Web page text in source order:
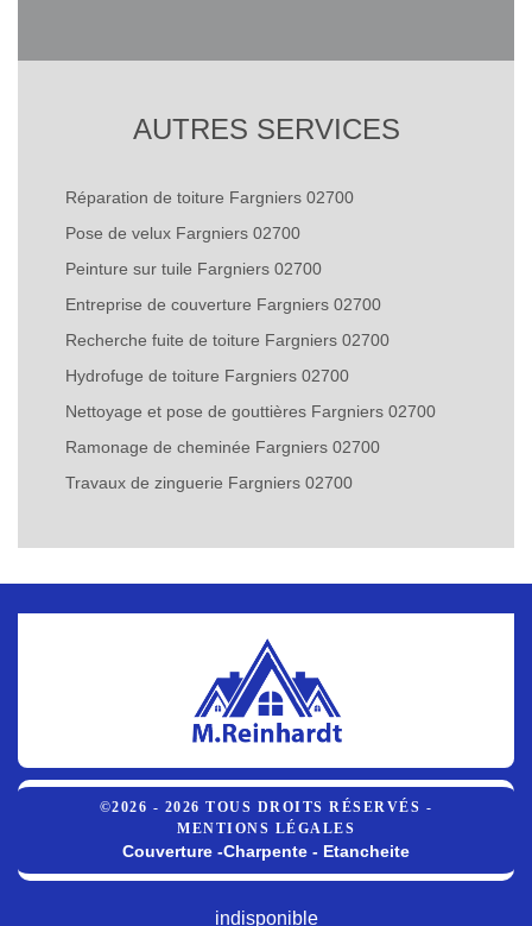
AUTRES SERVICES
Réparation de toiture Fargniers 02700
Pose de velux Fargniers 02700
Peinture sur tuile Fargniers 02700
Entreprise de couverture Fargniers 02700
Recherche fuite de toiture Fargniers 02700
Hydrofuge de toiture Fargniers 02700
Nettoyage et pose de gouttières Fargniers 02700
Ramonage de cheminée Fargniers 02700
Travaux de zinguerie Fargniers 02700
©2026 - 2026 TOUS DROITS RÉSERVÉS -
MENTIONS LÉGALES
Couverture -Charpente - Etancheite
indisponible